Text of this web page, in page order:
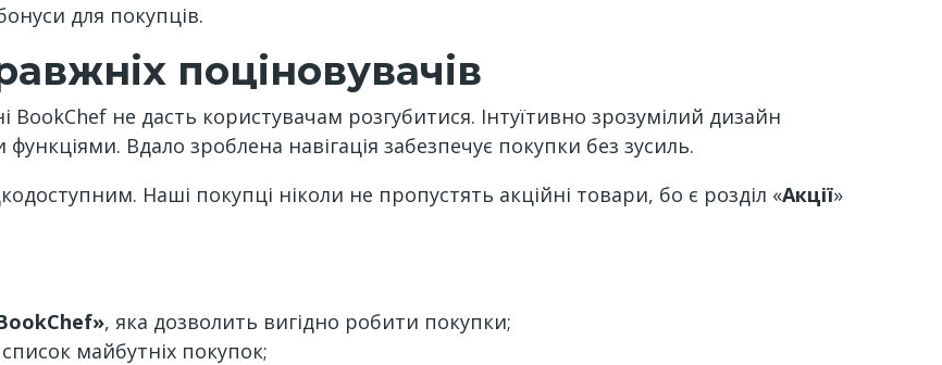
для покупців.
поціновувачів
BookChef не дасть користувачам розгубитися. Інтуїтивно зрозумілий дизайн
Вдало зроблена навігація забезпечує покупки без зусиль.
Наші покупці ніколи не пропустять акційні товари, бо є розділ «Акції»
, яка дозволить вигідно робити покупки;
майбутніх покупок;